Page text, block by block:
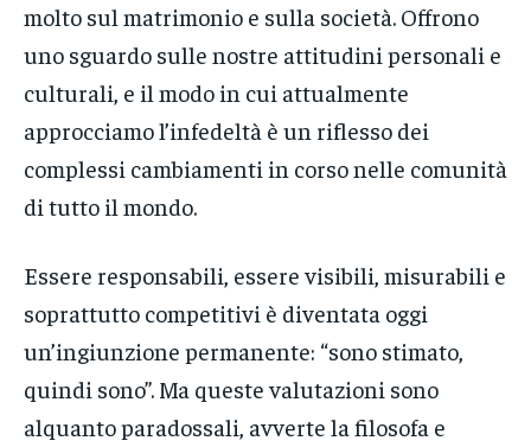
molto sul matrimonio e sulla società. Offrono
uno sguardo sulle nostre attitudini personali e
culturali, e il modo in cui attualmente
approcciamo l’infedeltà è un riflesso dei
complessi cambiamenti in corso nelle comunità
di tutto il mondo.
Essere responsabili, essere visibili, misurabili e
soprattutto competitivi è diventata oggi
un’ingiunzione permanente: “sono stimato,
quindi sono”. Ma queste valutazioni sono
alquanto paradossali, avverte la filosofa e